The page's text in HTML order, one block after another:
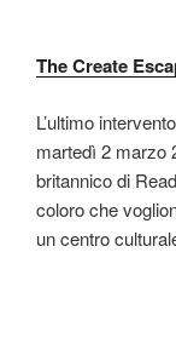
The Create
L’ultimo
martedì 2 marzo
britannico di
coloro che
un centro